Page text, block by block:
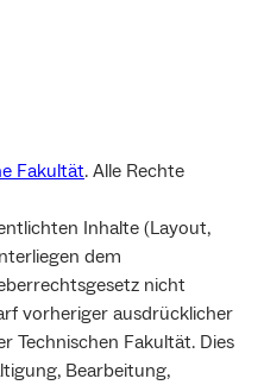
Fakultät. Alle Rechte
Inhalte (Layout,
dem
nicht
vorheriger ausdrücklicher
Technischen Fakultät. Dies
Bearbeitung,